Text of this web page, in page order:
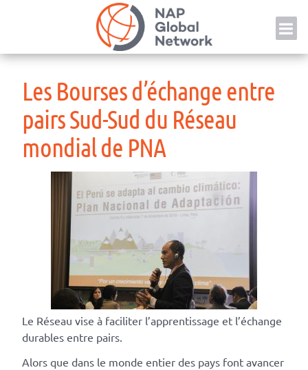
Les Bourses d’échange entre
pairs Sud-Sud du Réseau
mondial de PNA
Le Réseau vise à faciliter l’apprentissage et l’échange
durables entre pairs.
Alors que dans le monde entier des pays font avancer